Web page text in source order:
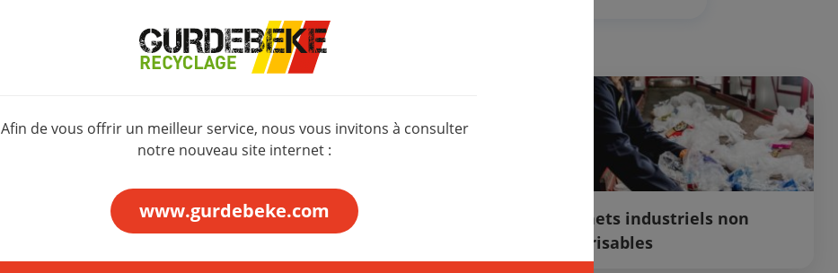
Construction / Démolition
Déchets industriels non
valorisables
Afin de vous offrir un meilleur service, nous vous invitons à consulter
notre nouveau site internet :
www.gurdebeke.com